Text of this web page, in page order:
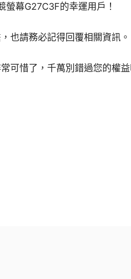
幕G27C3F的幸運用戶！
也請務必記得回覆相關資訊。
可惜了，千萬別錯過您的權